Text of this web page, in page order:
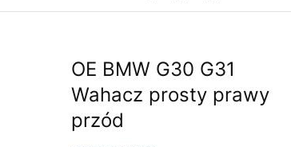
OE BMW G30 G31
Wahacz prosty prawy
przód